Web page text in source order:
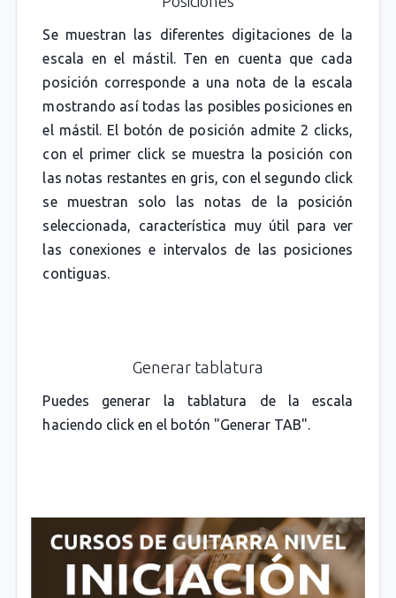
Se muestran las diferentes digitaciones de la
escala en el mástil. Ten en cuenta que cada
posición corresponde a una nota de la escala
mostrando así todas las posibles posiciones en
el mástil. El botón de posición admite 2 clicks,
con el primer click se muestra la posición con
las notas restantes en gris, con el segundo click
se muestran solo las notas de la posición
seleccionada, característica muy útil para ver
las conexiones e intervalos de las posiciones
contiguas.
Generar tablatura
Puedes generar la tablatura de la escala
haciendo click en el botón "Generar TAB".